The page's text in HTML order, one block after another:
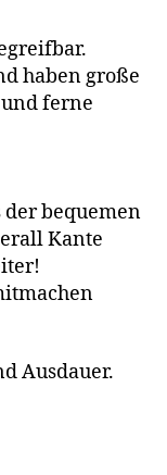
haben große
ferne
der bequemen
Kante
Ausdauer.